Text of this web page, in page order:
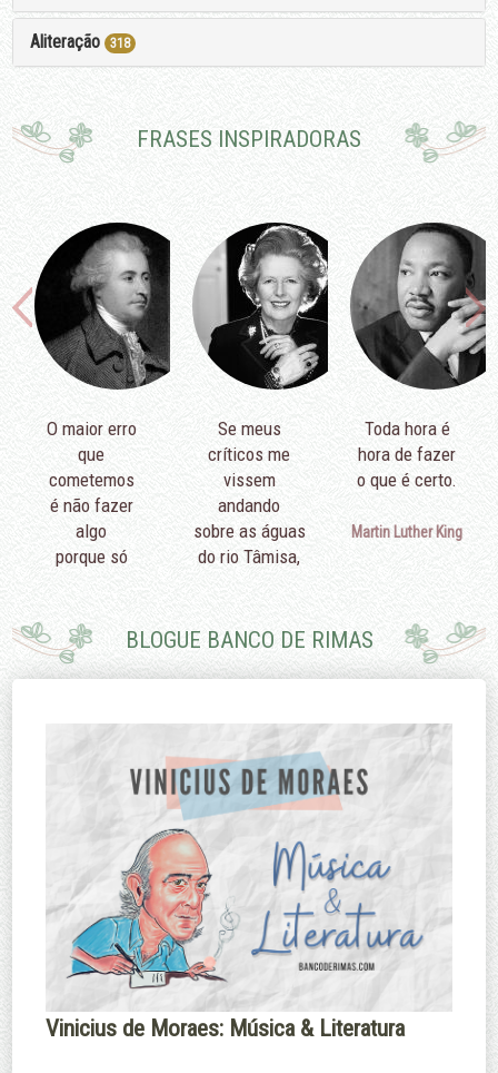
Aliteração 318
FRASES INSPIRADORAS
O maior erro
que
cometemos
é não fazer
algo
porque só
Edmund Burke
Se meus
críticos me
vissem
andando
sobre as águas
do rio Tâmisa,
sei nadar.
Toda hora é
hora de fazer
o que é certo.
Martin Luther King
BLOGUE BANCO DE RIMAS
Vinicius de Moraes: Música & Literatura